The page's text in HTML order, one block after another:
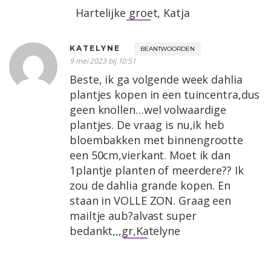
Hartelijke groet, Katja
KATELYNE BEANTWOORDEN
9 mei 2023 bij 10:51
Beste, ik ga volgende week dahlia
plantjes kopen in een tuincentra,dus
geen knollen…wel volwaardige
plantjes. De vraag is nu,ik heb
bloembakken met binnengrootte
een 50cm,vierkant. Moet ik dan
1plantje planten of meerdere?? Ik
zou de dahlia grande kopen. En
staan in VOLLE ZON. Graag een
mailtje aub?alvast super
bedankt,,,gr,Katelyne